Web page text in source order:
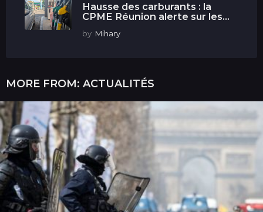
Hausse des carburants : la
CPME Réunion alerte sur les...
by Mihary
MORE FROM: ACTUALITÉS